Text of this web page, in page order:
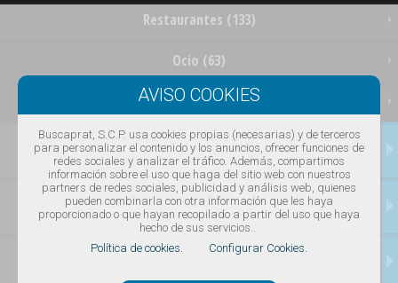
Restaurantes (133)
Ocio (63)
Empresas (92)
OFERTAS
SERVICIOS
Buscaprat, S.C.P. usa cookies propias (necesarias) y de terceros
para personalizar el contenido y los anuncios, ofrecer funciones de
redes sociales y analizar el tráfico. Además, compartimos
información sobre el uso que haga del sitio web con nuestros
partners de redes sociales, publicidad y análisis web, quienes
pueden combinarla con otra información que les haya
proporcionado o que hayan recopilado a partir del uso que haya
hecho de sus servicios..
Política de cookies.
Configurar Cookies.